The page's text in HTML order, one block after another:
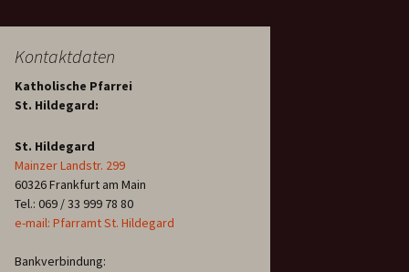
Kontaktdaten
Katholische Pfarrei
St. Hildegard:
St. Hildegard
Mainzer Landstr. 299
60326 Frankfurt am Main
Tel.: 069 / 33 999 78 80
e-mail: Pfarramt St. Hildegard
Bankverbindung: